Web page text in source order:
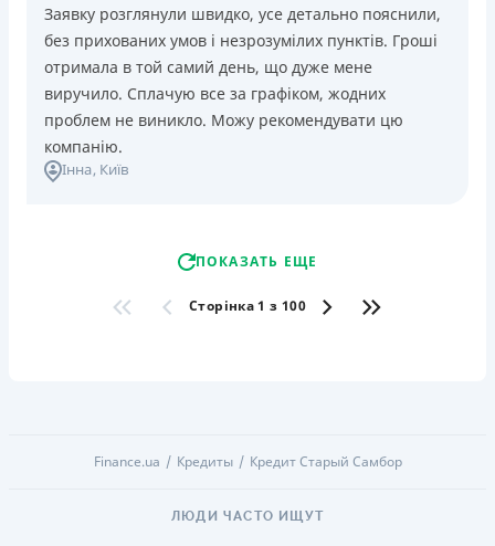
Заявку розглянули швидко, усе детально пояснили,
без прихованих умов і незрозумілих пунктів. Гроші
отримала в той самий день, що дуже мене
виручило. Сплачую все за графіком, жодних
проблем не виникло. Можу рекомендувати цю
компанію.
Інна, Київ
ПОКАЗАТЬ ЕЩЕ
Сторінка 1 з 100
Finance.ua Кредиты Кредит Старый Самбор
ЛЮДИ ЧАСТО ИЩУТ